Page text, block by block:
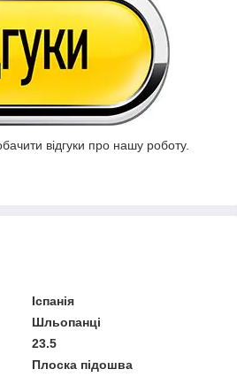
відгуки про нашу роботу.
Іспанія
Шльопанці
23.5
Плоска підошва